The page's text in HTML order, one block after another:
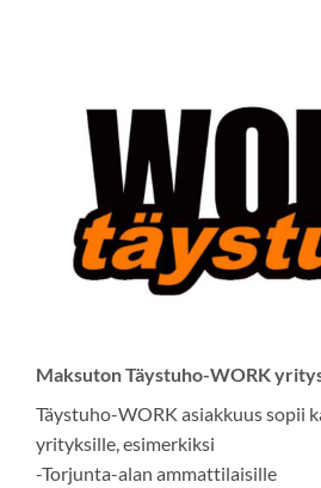
Maksuton Täystuho-WORK
Täystuho-WORK asiakkuus sopii
yrityksille, esimerkiksi
-Torjunta-alan ammattilaisille